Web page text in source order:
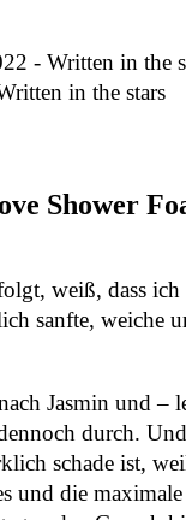
in the stars
Shower
weiß, dass
sanfte, weiche
Jasmin und
durch.
schade ist,
und die